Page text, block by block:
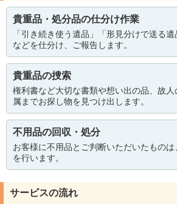
貴重品・処分品の仕分け作業
「引き続き使う遺品」「形見分けで送る遺
などを仕分け、ご報告します。
貴重品の捜索
権利書など大切な書類や想い出の品、故
属までお探し物を見つけ出します。
不用品の回収・処分
お客様に不用品とご判断いただいたもの
を行います。
サービスの流れ